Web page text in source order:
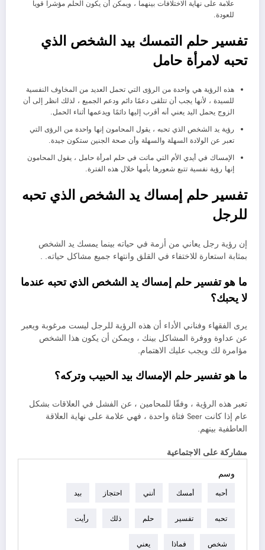
علامة على نهاية الاختلافات بينهما ، ويمكن أن يكون الحلم مؤشراً قوياً
للعودة.
تفسير حلم التمسك بيد الشخص الذي
تحبه لامرأة حامل
هذه الرؤية هي واحدة من الرؤى التي تحمل العديد من المخاوف النفسية
للسيدة ، لأنها يجب أن تتلقى دعمًا دائم ودعم الجميع ، لذلك انظر إلى أن
الزوج يحمل اليد يعني أنه أقرب إليها دائمًا ويدعمها أثناء الحمل.
رؤية يد الشخص الذي تحبه ، يقول المحامون إنها واحدة من الرؤى التي
تعبر عن الولادة السهلة والسهلة وأن صحة الجنين ستكون جيدة.
الإمساك في أيدي الأم التي ماتت في حلم امرأة حامل ، يقول المحامون
إنها رؤية نفسية تتبع شعورها بأمها خلال هذه الفترة.
تفسير حلم إمساك يد الشخص الذي تحبه
للرجل
إن رؤية رجل يعاني من أزمة في حياته بينما يمسك يد الشخص
بمثابة استعارة للاختفاء في القلق وانتهاء جميع مشاكل حياته. .
ما هو تفسير حلم إمساك يد الشخص الذي تحبه عندما
لا يحبك؟
يرى الفقهاء وفناني الأداء أن هذه الرؤية للرجل ليست مرغوبة ويعبر
عن عداوة ووفرة المشاكل بينك ، ويمكن أن يكون هذا الشخص
مؤامرة لك ويجب عليك الاهتمام.
ما هو تفسير حلم الإمساك بيد الحبيب وتركه؟
تعبر هذه الرؤية ، وفقًا للمحامين ، عن الفشل في العلاقات بشكل
عام إذا كانت Seer فتاة واحدة ، فهي علامة على نهاية العلاقة
العاطفية بينهم.
مشاركة على الاجتماعية
وسم
أحبه أمسك أنني احتجاز بيد
تحبه تفسير حلم ذلك رأيت
شخص فماذا يعني